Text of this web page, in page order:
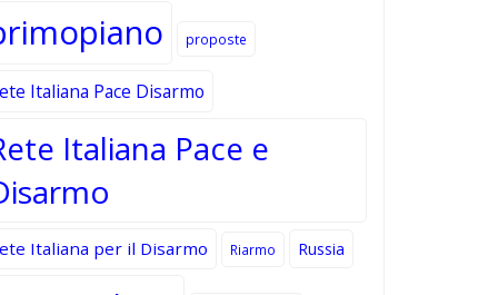
proposte
Italiana Pace Disarmo
Italiana Pace e
Italiana per il Disarmo Riarmo Russia